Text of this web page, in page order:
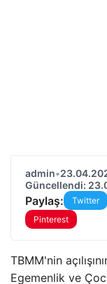
admin•
Güncellendi:
Paylaş: Twitter
Pinterest
TBMM'nin
Egemenlik ve